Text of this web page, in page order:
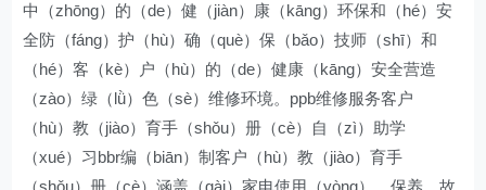
中（zhōng）的（de）健（jiàn）康（kāng）环保和（hé）安
全防（fáng）护（hù）确（què）保（bǎo）技师（shī）和
（hé）客（kè）户（hù）的（de）健康（kāng）安全营造
（zào）绿（lǜ）色（sè）维修环境。ppb维修服务客户
（hù）教（jiào）育手（shǒu）册（cè）自（zì）助学
（xué）习bbr编（biān）制客户（hù）教（jiào）育手
（shǒu）册（cè）涵盖（gài）家电使用（yòng）、保养、故